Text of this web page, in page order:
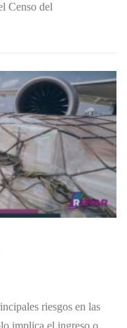
Censo del
riesgos en las
implica el ingreso o